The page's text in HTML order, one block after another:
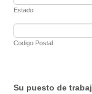
Estado
Codigo Postal
Su puesto de